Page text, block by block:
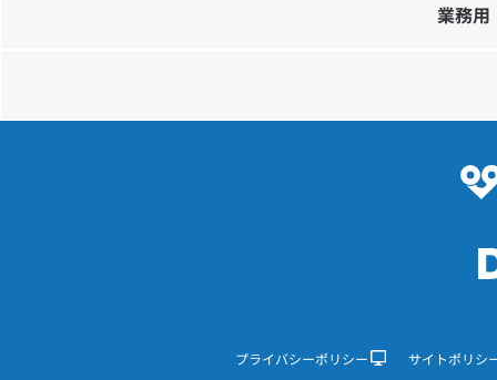
業務用
プライバシーポリシー サイトポリシ